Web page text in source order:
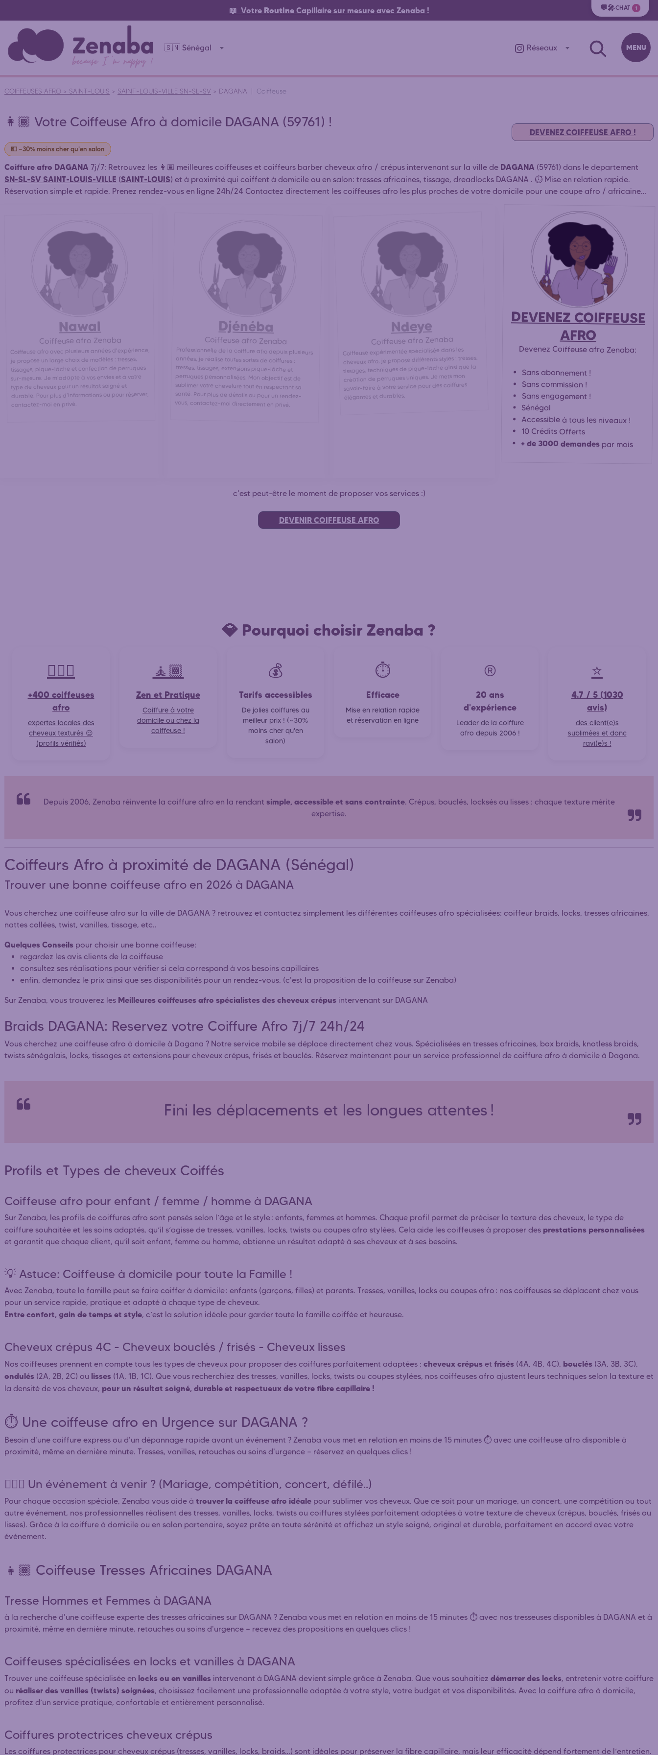
📖 Votre RoutineCapillaire sur mesure avec Zenaba !
🇸🇳 Sénégal Réseaux MENU
COIFFEUSES AFRO > SAINT-LOUIS > SAINT-LOUIS-VILLE SN-SL-SV > DAGANA Coiffeuse
👩🏾 Votre Coiffeuse Afro à domicile DAGANA (59761) !
💵 ~30% moins cher qu'en salon
DEVENEZ COIFFEUSE AFRO !
Coiffure afro DAGANA 7j/7: Retrouvez les 👩🏾 meilleures coiffeuses et coiffeurs barber cheveux afro / crépus intervenant sur la ville de DAGANA (59761) dans le departement
SN-SL-SV SAINT-LOUIS-VILLE (SAINT-LOUIS) et à proximité qui coiffent à domicile ou en salon: tresses africaines, tissage, dreadlocks DAGANA . ⏱️ Mise en relation rapide.
Réservation simple et rapide. Prenez rendez-vous en ligne 24h/24 Contactez directement les coiffeuses afro les plus proches de votre domicile pour une coupe afro / africaine
Nawal
Coiffeuse afro Zenaba
Coiffeuse afro avec plusieurs années d'expérience,
je propose un large choix de modèles : tresses,
tissages, pique-lâche et confection de perruques
sur-mesure. Je m'adapte à vos envies et à votre
type de cheveux pour un résultat soigné et
durable. Pour plus d'informations ou pour réserver,
contactez-moi en privé.
Djénéba
Coiffeuse afro Zenaba
Professionnelle de la coiffure afro depuis plusieurs
années, je réalise toutes sortes de coiffures :
tresses, tissages, extensions pique-lâche et
perruques personnalisées. Mon objectif est de
sublimer votre chevelure tout en respectant sa
santé. Pour plus de détails ou pour un rendez-
vous, contactez-moi directement en privé.
Ndeye
Coiffeuse afro Zenaba
Coiffeuse expérimentée spécialisée dans les
cheveux afro, je propose différents styles : tresses,
tissages, techniques de pique-lâche ainsi que la
création de perruques uniques. Je mets mon
savoir-faire à votre service pour des coiffures
élégantes et durables.
DEVENEZ COIFFEUSE
AFRO
Devenez Coiffeuse afro Zenaba:
Sans abonnement !
Sans commission !
Sans engagement !
Sénégal
Accessible à tous les niveaux !
10 Crédits Offerts
+ de 3000 demandes par mois
c'est peut-être le moment de proposer vos services :)
DEVENIR COIFFEUSE AFRO
💎 Pourquoi choisir Zenaba ?
💇🏽‍♀️
+400 coiffeuses
afro
expertes locales des
cheveux texturés 😌
(profils vérifiés)
🧘🏾
Zen et Pratique
Coiffure à votre
domicile ou chez la
coiffeuse !
💰
Tarifs accessibles
De jolies coiffures au
meilleur prix ! (~30%
moins cher qu'en
salon)
⏱️
Efficace
Mise en relation rapide
et réservation en ligne
®️
20 ans
d'expérience
Leader de la coiffure
afro depuis 2006 !
⭐
4.7 / 5 (1030
avis)
des client(e)s
sublimées et donc
ravi(e)s !
Depuis 2006, Zenaba réinvente la coiffure afro en la rendant simple, accessible et sans contrainte. Crépus, bouclés, locksés ou lisses : chaque texture mérite
expertise.
Coiffeurs Afro à proximité de DAGANA (Sénégal)
Trouver une bonne coiffeuse afro en 2026 à DAGANA
Vous cherchez une coiffeuse afro sur la ville de DAGANA ? retrouvez et contactez simplement les différentes coiffeuses afro spécialisées: coiffeur braids, locks, tresses africaines,
nattes collées, twist, vanilles, tissage, etc..
Quelques Conseils pour choisir une bonne coiffeuse:
regardez les avis clients de la coiffeuse
consultez ses réalisations pour vérifier si cela correspond à vos besoins capillaires
enfin, demandez le prix ainsi que ses disponibilités pour un rendez-vous. (c'est la proposition de la coiffeuse sur Zenaba)
Sur Zenaba, vous trouverez les Meilleures coiffeuses afro spécialistes des cheveux crépus intervenant sur DAGANA
Braids DAGANA: Reservez votre Coiffure Afro 7j/7 24h/24
Vous cherchez une coiffeuse afro à domicile à Dagana ? Notre service mobile se déplace directement chez vous. Spécialisées en tresses africaines, box braids, knotless braids,
twists sénégalais, locks, tissages et extensions pour cheveux crépus, frisés et bouclés. Réservez maintenant pour un service professionnel de coiffure afro à domicile à Dagana.
Fini les déplacements et les longues attentes !
Profils et Types de cheveux Coiffés
Coiffeuse afro pour enfant / femme / homme à DAGANA
Sur Zenaba, les profils de coiffures afro sont pensés selon l’âge et le style : enfants, femmes et hommes. Chaque profil permet de préciser la texture des cheveux, le type de
coiffure souhaitée et les soins adaptés, qu’il s’agisse de tresses, vanilles, locks, twists ou coupes afro stylées. Cela aide les coiffeuses à proposer des prestations personnalisées
et garantit que chaque client, qu’il soit enfant, femme ou homme, obtienne un résultat adapté à ses cheveux et à ses besoins.
💡 Astuce: Coiffeuse à domicile pour toute la Famille !
Avec Zenaba, toute la famille peut se faire coiffer à domicile : enfants (garçons, filles) et parents. Tresses, vanilles, locks ou coupes afro : nos coiffeuses se déplacent chez vous
pour un service rapide, pratique et adapté à chaque type de cheveux.
Entre confort, gain de temps et style, c’est la solution idéale pour garder toute la famille coiffée et heureuse.
Cheveux crépus 4C - Cheveux bouclés / frisés - Cheveux lisses
Nos coiffeuses prennent en compte tous les types de cheveux pour proposer des coiffures parfaitement adaptées : cheveux crépus et frisés (4A, 4B, 4C), bouclés (3A, 3B, 3C),
ondulés (2A, 2B, 2C) ou lisses (1A, 1B, 1C). Que vous recherchiez des tresses, vanilles, locks, twists ou coupes stylées, nos coiffeuses afro ajustent leurs techniques selon la texture et
la densité de vos cheveux, pour un résultat soigné, durable et respectueux de votre fibre capillaire !
⏱️ Une coiffeuse afro en Urgence sur DAGANA ?
Besoin d'une coiffure express ou d'un dépannage rapide avant un événement ? Zenaba vous met en relation en moins de 15 minutes ⏱️ avec une coiffeuse afro disponible à
proximité, même en dernière minute. Tresses, vanilles, retouches ou soins d'urgence — réservez en quelques clics !
👰🏿‍♀️ Un événement à venir ? (Mariage, compétition, concert, défilé..)
Pour chaque occasion spéciale, Zenaba vous aide à trouver la coiffeuse afro idéale pour sublimer vos cheveux. Que ce soit pour un mariage, un concert, une compétition ou tout
autre événement, nos professionnelles réalisent des tresses, vanilles, locks, twists ou coiffures stylées parfaitement adaptées à votre texture de cheveux (crépus, bouclés, frisés ou
lisses). Grâce à la coiffure à domicile ou en salon partenaire, soyez prête en toute sérénité et affichez un style soigné, original et durable, parfaitement en accord avec votre
événement.
👧🏾 Coiffeuse Tresses Africaines DAGANA
Tresse Hommes et Femmes à DAGANA
à la recherche d'une coiffeuse experte des tresses africaines sur DAGANA ? Zenaba vous met en relation en moins de 15 minutes ⏱️ avec nos tresseuses disponibles à DAGANA et à
proximité, même en dernière minute. retouches ou soins d'urgence — recevez des propositions en quelques clics !
Coiffeuses spécialisées en locks et vanilles à DAGANA
Trouver une coiffeuse spécialisée en locks ou en vanilles intervenant à DAGANA devient simple grâce à Zenaba. Que vous souhaitiez démarrer des locks, entretenir votre coiffure
ou réaliser des vanilles (twists) soignées, choisissez facilement une professionnelle adaptée à votre style, votre budget et vos disponibilités. Avec la coiffure afro à domicile,
profitez d’un service pratique, confortable et entièrement personnalisé.
Coiffures protectrices cheveux crépus
Les coiffures protectrices pour cheveux crépus (tresses, vanilles, locks, braids…) sont idéales pour préserver la fibre capillaire, mais leur efficacité dépend fortement de l’entretien.
💬🎤CHAT 1